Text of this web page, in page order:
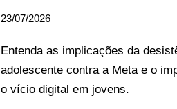
23/07/2026
Entenda as implicações da
adolescente contra a Meta e o
o vício digital em jovens.